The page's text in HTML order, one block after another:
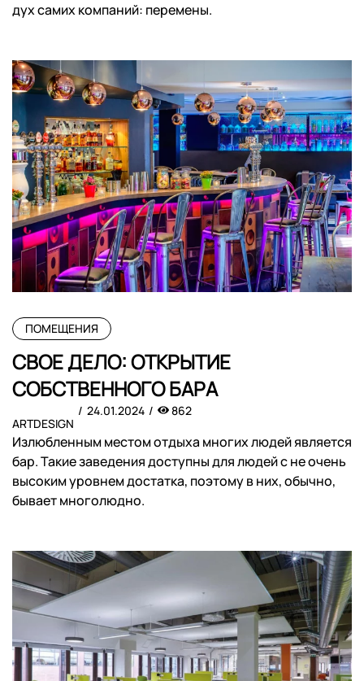
дух самих компаний: перемены.
ПОМЕЩЕНИЯ
СВОЕ ДЕЛО: ОТКРЫТИЕ
СОБСТВЕННОГО БАРА
ARTDESIGN
24.01.2024 862
Излюбленным местом отдыха многих людей является
бар. Такие заведения доступны для людей с не очень
высоким уровнем достатка, поэтому в них, обычно,
бывает многолюдно.